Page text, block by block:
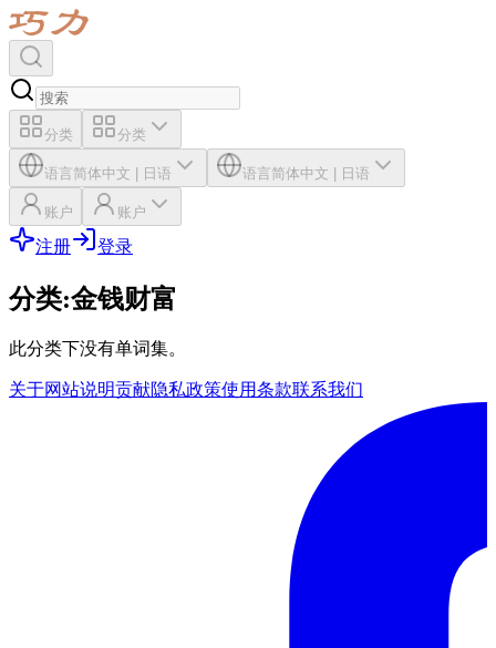
分类 分类
语言简体中文 | 日语 语言简体中文 | 日语
账户 账户
注册 登录
分类:金钱财富
此分类下没有单词集。
关于网站说明贡献隐私政策使用条款联系我们